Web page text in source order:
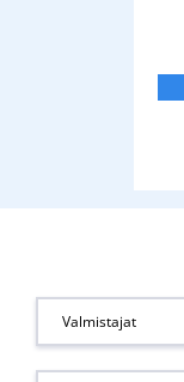
Valmistajat